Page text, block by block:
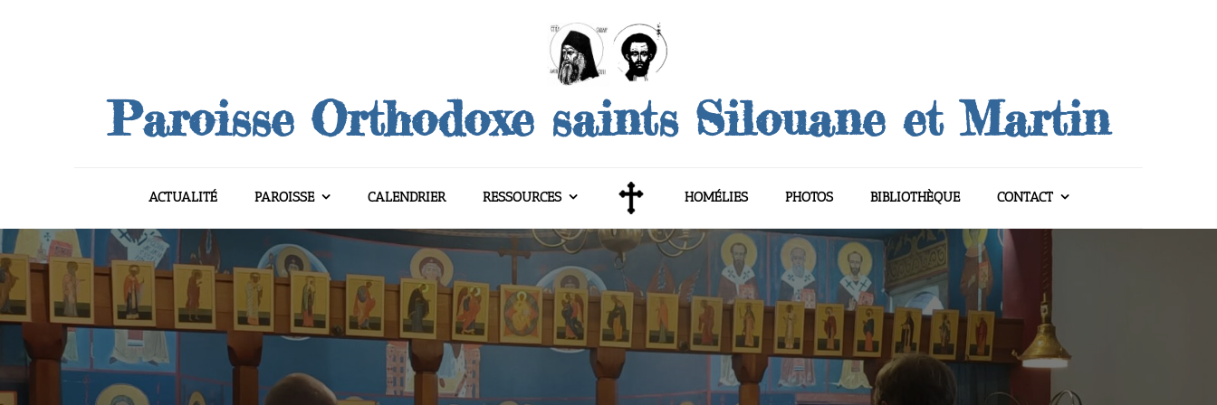
Paroisse Orthodoxe saints Silouane et Martin
ACTUALITÉ PAROISSE CALENDRIER RESSOURCES HOMÉLIES PHOTOS BIBLIOTHÈQUE CONTACT